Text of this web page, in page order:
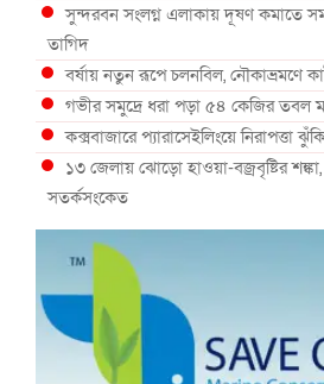
সুন্দরবন সংলগ্ন এলাকায় দূষণ কমাতে
তাগিদ
বর্ষায় নতুন রূপে চলনবিল, নৌকাভ্রমণে
গভীর সমুদ্রে ধরা পড়া ৫৪ কেজির তবল
কক্সবাজারে প্যারাসেইলিংয়ে নিরাপত্তা
১৩ জেলায় ঝোড়ো হাওয়া-বজ্রবৃষ্টির
সতর্কসংকেত
দেশের ৫ জেলায় বন্যার শঙ্কা
দেশের বিভিন্ন অঞ্চলে বজ্রবৃষ্টির আভাস,
আগস্টে টানা বৃষ্টি ও বন্যার আভাস,